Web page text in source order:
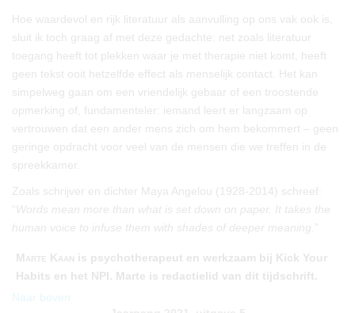
Hoe waardevol en rijk literatuur als aanvulling op ons vak ook is,
sluit ik toch graag af met deze gedachte: net zoals literatuur
toegang heeft tot plekken waar je met therapie niet komt, heeft
geen tekst ooit hetzelfde effect als menselijk contact. Het kan
simpelweg gaan om een vriendelijk gebaar of een troostende
opmerking of, fundamenteler: iemand leert er langzaam op
vertrouwen dat een ander mens zich om hem bekommert – geen
geringe opdracht voor veel van de mensen die we treffen in de
spreekkamer.
Zoals schrijver en dichter Maya Angelou (1928-2014) schreef:
“Words mean more than what is set down on paper. It takes the
human voice to infuse them with shades of deeper meaning .”
Marte Kaan is psychotherapeut en werkzaam bij Kick Your
Habits en het NPI. Marte is redactielid van dit tijdschrift.
Naar boven